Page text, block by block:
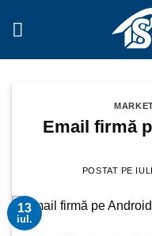
Email firmă
POSTAT PE
13
iul.